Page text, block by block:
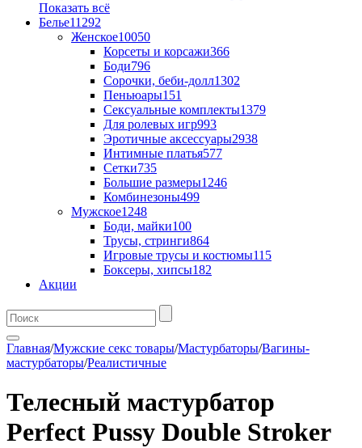
Показать всё
Белье11292
Женское10050
Корсеты и корсажи366
Боди796
Сорочки, беби-долл1302
Пеньюары151
Сексуальные комплекты1379
Для ролевых игр993
Эротичные аксессуары2938
Интимные платья577
Сетки735
Большие размеры1246
Комбинезоны499
Мужское1248
Боди, майки100
Трусы, стринги864
Игровые трусы и костюмы115
Боксеры, хипсы182
Акции
Главная/Мужские секс товары/Мастурбаторы/Вагины-
мастурбаторы/Реалистичные
Телесный мастурбатор
Perfect Pussy Double Stroker